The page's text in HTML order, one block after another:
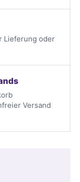
Lieferung oder
Versand